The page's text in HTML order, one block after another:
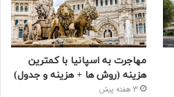
مهاجرت به اسپانیا با کمترین
هزینه (روش ها + هزینه و جدول)
3 هفته پیش